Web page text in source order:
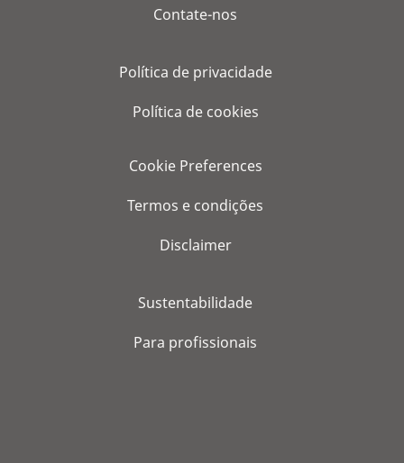
Contate-nos
Política de privacidade
Política de cookies
Cookie Preferences
Termos e condições
Disclaimer
Sustentabilidade
Para profissionais